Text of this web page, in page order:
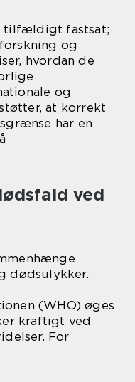
tilfældigt fastsat;
og
hvordan de
og
at korrekt
har en
ved
dødsulykker.
(WHO) øges
kraftigt ved
For